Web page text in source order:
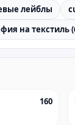
лейблы
на текстиль
160